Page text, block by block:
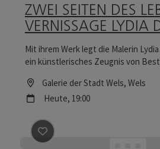
ZWEI SEITEN DES
VERNISSAGE LYDIA
Mit ihrem Werk legt die Malerin
ein künstlerisches Zeugnis von
Ausdruck, der sich kompromisslos
Gestaltungskraft nährt.
Location
Galerie der Stadt Wels, Wels
Nächster Termin
Heute, 19:00
Beitrag merken